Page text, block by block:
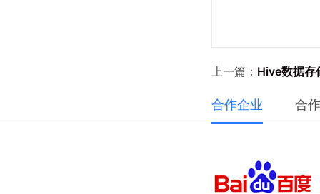
上一篇： Hive数据存
合作企业 合